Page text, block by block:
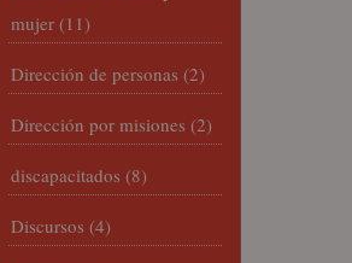
mujer (11)
Dirección de personas (2)
Dirección por misiones (2)
discapacitados (8)
Discursos (4)